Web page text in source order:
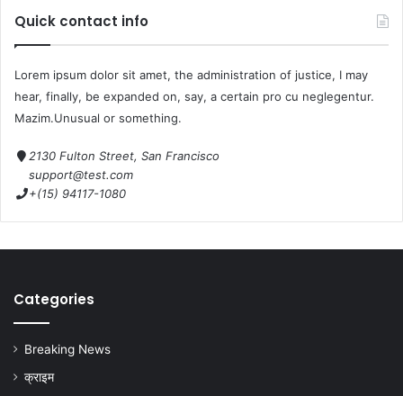
Quick contact info
Lorem ipsum dolor sit amet, the administration of justice, I may
hear, finally, be expanded on, say, a certain pro cu neglegentur.
Mazim.Unusual or something.
2130 Fulton Street, San Francisco
support@test.com
+(15) 94117-1080
Categories
Breaking News
क्राइम